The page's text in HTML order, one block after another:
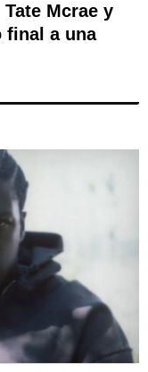
Mcrae y
final a una